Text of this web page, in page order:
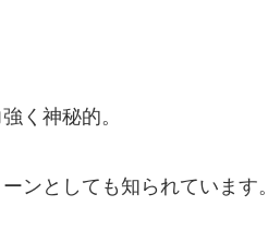
く神秘的。
ンとしても知られています。